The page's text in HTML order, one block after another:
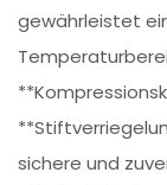
gewährleistet
sichere und